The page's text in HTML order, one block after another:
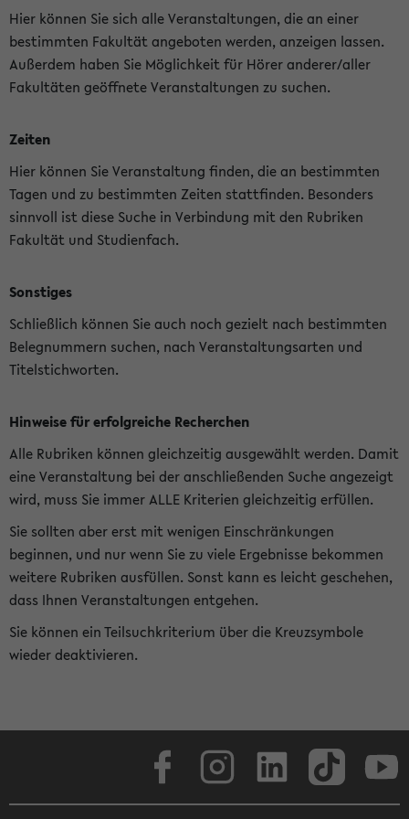
Hier können Sie sich alle Veranstaltungen, die an einer
bestimmten Fakultät angeboten werden, anzeigen lassen.
Außerdem haben Sie Möglichkeit für Hörer anderer/aller
Fakultäten geöffnete Veranstaltungen zu suchen.
Zeiten
Hier können Sie Veranstaltung finden, die an bestimmten
Tagen und zu bestimmten Zeiten stattfinden. Besonders
sinnvoll ist diese Suche in Verbindung mit den Rubriken
Fakultät und Studienfach.
Sonstiges
Schließlich können Sie auch noch gezielt nach bestimmten
Belegnummern suchen, nach Veranstaltungsarten und
Titelstichworten.
Hinweise für erfolgreiche Recherchen
Alle Rubriken können gleichzeitig ausgewählt werden. Damit
eine Veranstaltung bei der anschließenden Suche angezeigt
wird, muss Sie immer ALLE Kriterien gleichzeitig erfüllen.
Sie sollten aber erst mit wenigen Einschränkungen
beginnen, und nur wenn Sie zu viele Ergebnisse bekommen
weitere Rubriken ausfüllen. Sonst kann es leicht geschehen,
dass Ihnen Veranstaltungen entgehen.
Sie können ein Teilsuchkriterium über die Kreuzsymbole
wieder deaktivieren.